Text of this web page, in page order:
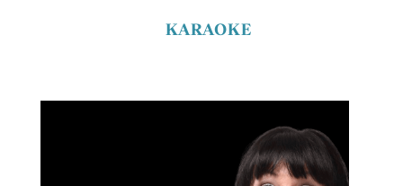
KARAOKE